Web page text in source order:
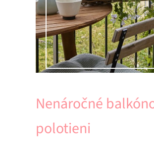
Nenáročné
polotieni